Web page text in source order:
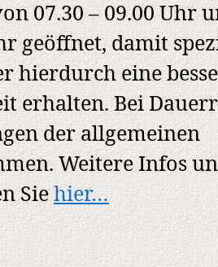
07.30 – 09.00 Uhr
geöffnet, damit
hierdurch eine
erhalten. Bei
der allgemeinen
Weitere Infos
Siehier…